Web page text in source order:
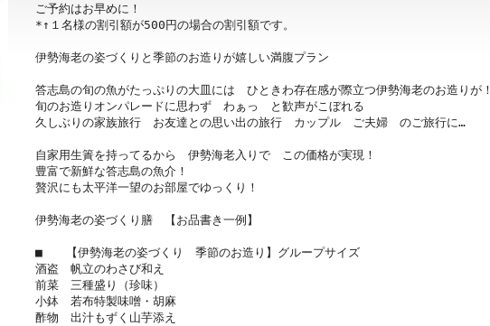
ご予約はお早めに！
*↑１名様の割引額が500円の場合の割引額です。
伊勢海老の姿づくりと季節のお造りが嬉しい満腹プラン
答志島の旬の魚がたっぷりの大皿には　ひときわ存在感が際立つ伊勢海老のお造りが！
旬のお造りオンパレードに思わず　わぁっ　と歓声がこぼれる
久しぶりの家族旅行　お友達との思い出の旅行　カップル　ご夫婦　のご旅行に…
自家用生簀を持ってるから　伊勢海老入りで　この価格が実現！
豊富で新鮮な答志島の魚介！
贅沢にも太平洋一望のお部屋でゆっくり！
伊勢海老の姿づくり膳　【お品書き一例】
■　　【伊勢海老の姿づくり　季節のお造り】グループサイズ
酒盗　帆立のわさび和え
前菜　三種盛り（珍味）
小鉢　若布特製味噌・胡麻
酢物　出汁もずく山芋添え